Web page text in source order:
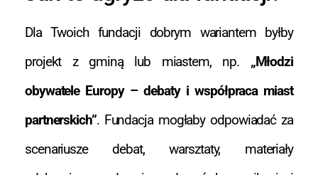
Dla Twoich fundacji dobrym wariantem byłby
projekt z gminą lub miastem, np. „Młodzi
obywatele Europy – debaty i współpraca miast
partnerskich”. Fundacja mogłaby odpowiadać za
scenariusze debat, warsztaty, materiały